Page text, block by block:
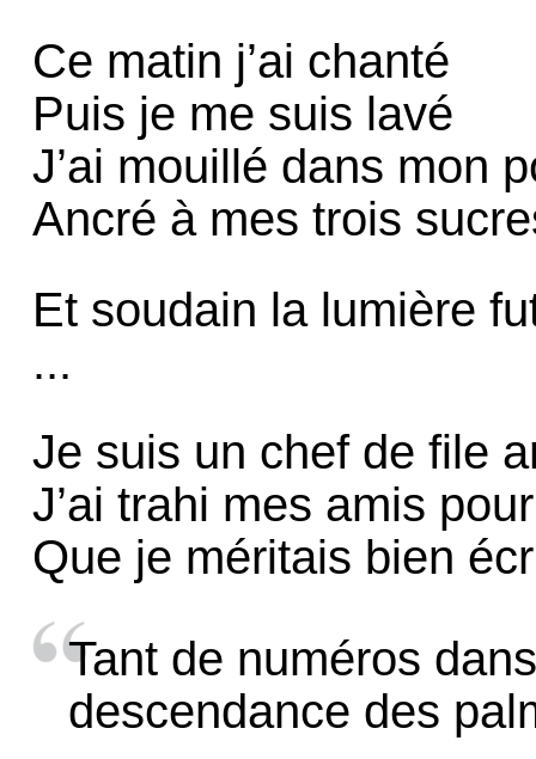
Ce matin j’ai chanté
Puis je me suis lavé
J’ai mouillé dans mon
Ancré à mes trois
Et soudain la lumière
...
Je suis un chef de file
J’ai trahi mes amis
Que je méritais bien
Tant de numéros
descendance des